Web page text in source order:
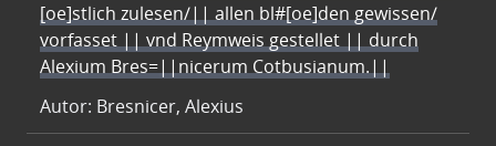
[oe]stlich zulesen/|| allen bl#[oe]den gewissen/
vorfasset || vnd Reymweis gestellet || durch
Alexium Bres=||nicerum Cotbusianum.||
Autor: Bresnicer, Alexius